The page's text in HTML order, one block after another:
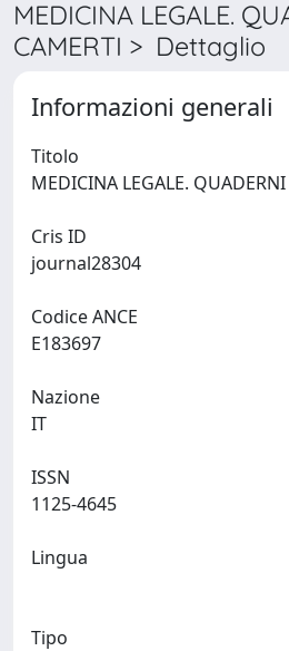
MEDICINA LEGALE.
CAMERTI > Dettaglio
Informazioni generali
Titolo
Cris ID
Codice ANCE
Nazione
ISSN
Lingua
Tipo